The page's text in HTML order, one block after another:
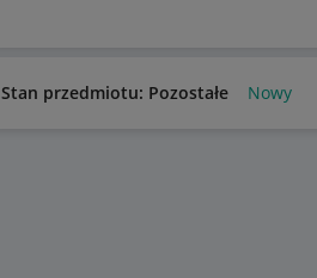
Stan przedmiotu: Pozostałe Nowy